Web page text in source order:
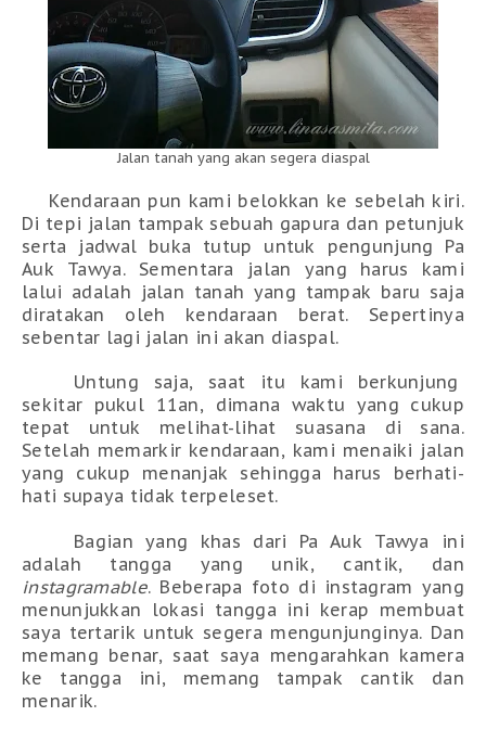
Jalan tanah yang akan segera diaspal
Kendaraan pun kami belokkan ke sebelah kiri.
Di tepi jalan tampak sebuah gapura dan petunjuk
serta jadwal buka tutup untuk pengunjung Pa
Auk Tawya. Sementara jalan yang harus kami
lalui adalah jalan tanah yang tampak baru saja
diratakan oleh kendaraan berat. Sepertinya
sebentar lagi jalan ini akan diaspal.
Untung saja, saat itu kami berkunjung
sekitar pukul 11an, dimana waktu yang cukup
tepat untuk melihat-lihat suasana di sana.
Setelah memarkir kendaraan, kami menaiki jalan
yang cukup menanjak sehingga harus berhati-
hati supaya tidak terpeleset.
Bagian yang khas dari Pa Auk Tawya ini
adalah tangga yang unik, cantik, dan
instagramable. Beberapa foto di instagram yang
menunjukkan lokasi tangga ini kerap membuat
saya tertarik untuk segera mengunjunginya. Dan
memang benar, saat saya mengarahkan kamera
ke tangga ini, memang tampak cantik dan
menarik.